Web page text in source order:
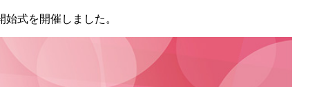
式を開催しました。